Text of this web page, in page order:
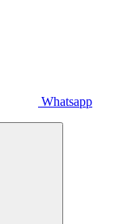
Whatsapp